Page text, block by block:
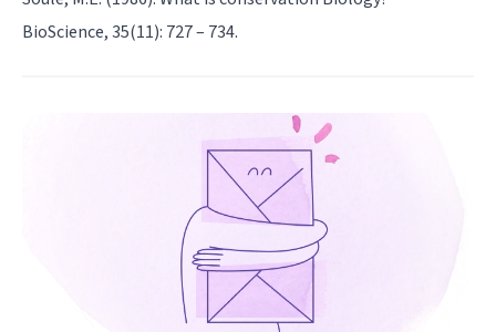
BioScience, 35(11): 727 – 734.